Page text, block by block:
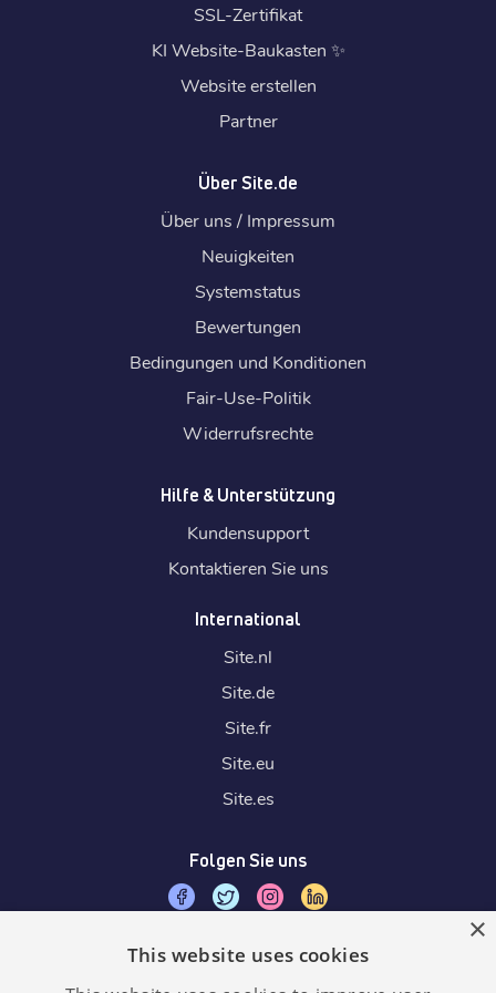
SSL-Zertifikat
KI Website-Baukasten ✨
Website erstellen
Partner
Über Site.de
Über uns / Impressum
Neuigkeiten
Systemstatus
Bewertungen
Bedingungen und Konditionen
Fair-Use-Politik
Widerrufsrechte
Hilfe & Unterstützung
Kundensupport
Kontaktieren Sie uns
International
Site.nl
Site.de
Site.fr
Site.eu
Site.es
Folgen Sie uns
Wir akzeptieren
×
This website uses cookies